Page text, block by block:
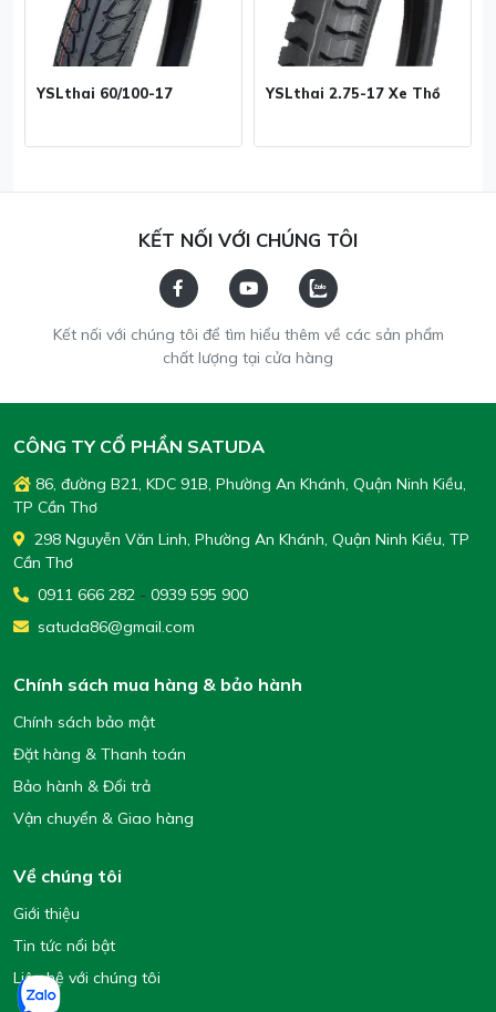
YSLthai 60/100-17 YSLthai 2.75-17 Xe Thồ
KẾT NỐI VỚI CHÚNG TÔI
Kết nối với chúng tôi để tìm hiểu thêm về các sản phẩm
chất lượng tại cửa hàng
CÔNG TY CỔ PHẦN SATUDA
86, đường B21, KDC 91B, Phường An Khánh, Quận Ninh Kiều,
TP Cần Thơ
298 Nguyễn Văn Linh, Phường An Khánh, Quận Ninh Kiều, TP
Cần Thơ
0911 666 282 - 0939 595 900
satuda86@gmail.com
Chính sách mua hàng & bảo hành
Chính sách bảo mật
Đặt hàng & Thanh toán
Bảo hành & Đổi trả
Vận chuyển & Giao hàng
Về chúng tôi
Giới thiệu
Tin tức nổi bật
Liên hệ với chúng tôi